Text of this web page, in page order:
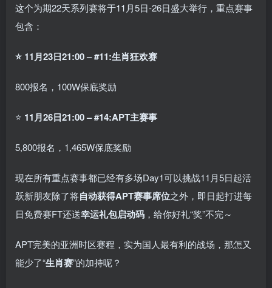
这个为期22天系列赛将于11月5日-26日盛大举行，重点赛事
包含：
⭐ 11月23日21:00 – #11:生肖狂欢赛
800报名，100W保底奖励
⭐ 11月26日21:00 – #14:APT主赛事
5,800报名，1,465W保底奖励
现在所有重点赛事都已经有多场Day1可以挑战11月5日起活
跃新朋友除了将自动获得APT赛事席位之外，即日起打进每
日免费赛FT还送幸运礼包启动码 ，给你好礼“奖”不完～
APT完美的亚洲时区赛程，实为国人最有利的战场，那怎又
能少了“生肖赛”的加持呢？